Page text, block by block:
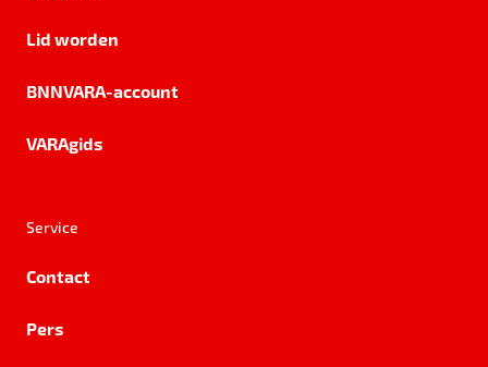
Lid worden
BNNVARA-account
VARAgids
Service
Contact
Pers